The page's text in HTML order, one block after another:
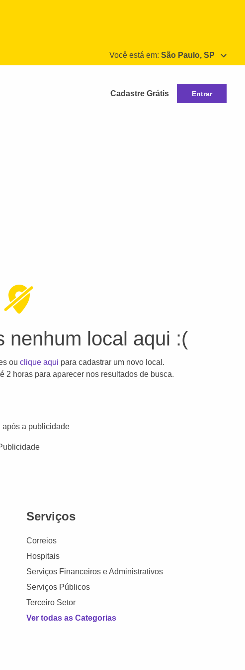
Você está em: São Paulo, SP
Cadastre Grátis Entrar
nenhum local aqui :(
ouclique aqui para cadastrar um novo local.
2 horas para aparecer nos resultados de busca.
após a publicidade
Serviços
Correios
Hospitais
Serviços Financeiros e Administrativos
Serviços Públicos
Terceiro Setor
Ver todas as Categorias